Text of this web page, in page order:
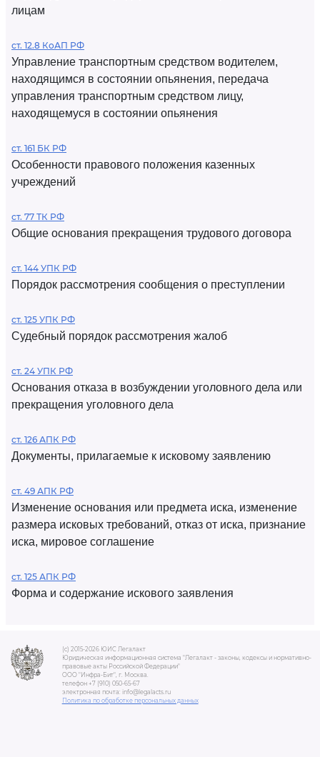
лицам
ст. 12.8 КоАП РФ
Управление транспортным средством водителем,
находящимся в состоянии опьянения, передача
управления транспортным средством лицу,
находящемуся в состоянии опьянения
ст. 161 БК РФ
Особенности правового положения казенных
учреждений
ст. 77 ТК РФ
Общие основания прекращения трудового договора
ст. 144 УПК РФ
Порядок рассмотрения сообщения о преступлении
ст. 125 УПК РФ
Судебный порядок рассмотрения жалоб
ст. 24 УПК РФ
Основания отказа в возбуждении уголовного дела или
прекращения уголовного дела
ст. 126 АПК РФ
Документы, прилагаемые к исковому заявлению
ст. 49 АПК РФ
Изменение основания или предмета иска, изменение
размера исковых требований, отказ от иска, признание
иска, мировое соглашение
ст. 125 АПК РФ
Форма и содержание искового заявления
(c) 2015-2026 ЮИС Легалакт
Юридическая информационная система "Легалакт - законы, кодексы и нормативно-
правовые акты Российской Федерации"
ООО "Инфра-Бит", г. Москва.
телефон +7 (910) 050-65-67
электронная почта: info@legalacts.ru
Политика по обработке персональных данных